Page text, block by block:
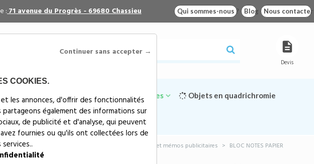
Continuer sans accepter →
COOKIES.
les annonces, d'offrir des fonctionnalités
également des informations sur
de publicité et d'analyse, qui peuvent
fournies ou qu'ils ont collectées lors de
:71 avenue du Progrès - 69680 Chassieu Qui sommes-nous ? Blog Nous contacter
Devis
publicitaires Goodies écologiques Objets en quadrichromie
> Accessoires de bureau publicitaires Bloc-notes et mémos publicitaires > BLOC NOTES PAPIER